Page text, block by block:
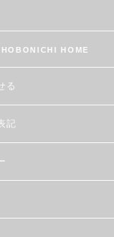
HOBONICHI HOME
る
記